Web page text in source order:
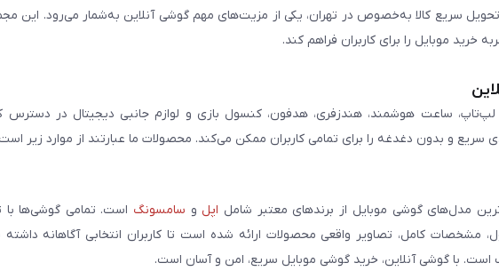
تحویل سریع کالا به‌خصوص در تهران، یکی از مزیت‌های مهم گوشی آنلاین به‌شمار می‌رود. این
موبایل را برای کاربران فراهم کند.
لپ‌تاپ، ساعت هوشمند، هندزفری، هدفون، کنسول بازی و لوازم جانبی دیجیتال در دسترس
و بدون دغدغه را برای تمامی کاربران ممکن می‌کند. محصولات ما عبارتند از موارد زیر
مدل‌های گوشی موبایل از برندهای معتبر شامل اپل و سامسونگ است. تمامی گوشی‌ها با
مشخصات کامل، تصاویر واقعی محصولات ارائه شده است تا کاربران انتخابی آگاهانه داشته
با گوشی آنلاین، خرید گوشی موبایل سریع، امن و آسان است.